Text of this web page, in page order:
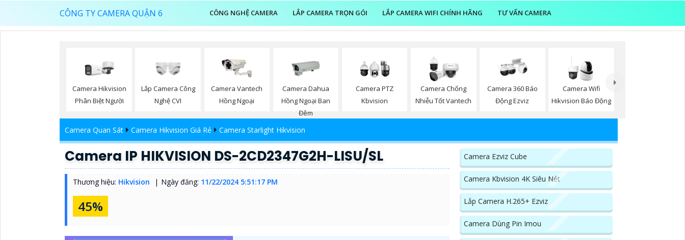
CÔNG TY CAMERA QUẬN 6 CÔNG NGHỆ CAMERA LẮP CAMERA TRỌN GÓI LẮP CAMERA WIFI CHÍNH HÃNG TƯ VẤN CAMERA
Camera Hikvision
Phân Biệt Người
Lắp Camera Công
Nghệ CVI
Camera Vantech
Hồng Ngoại
Camera Dahua
Hồng Ngoại Ban
Đêm
Camera PTZ
Kbvision
Camera Chống
Nhiễu Tốt Vantech
Camera 360 Báo
Động Ezviz
Camera Wifi
Hikvision Báo Động
Camera Quan Sát Camera Hikvision Giá Rẻ Camera Starlight Hikvision
Camera IP HIKVISION DS-2CD2347G2H-LISU/SL
Thương hiệu: Hikvision Ngày đăng: 11/22/2024 5:51:17 PM
45%
Camera Ezviz Cube
Camera Kbvision 4K Siêu Nét
Lắp Camera H.265+ Ezviz
Camera Dùng Pin Imou